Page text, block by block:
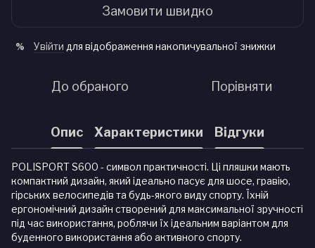
Замовити швидко
% Увійти для відображення накопичувальної знижки
До обраного Порівняти
Опис Характеристики Відгуки
POLISPORT S600 - символ практичності. Ці пляшки мають
компактний дизайн, який ідеально пасує для шосе, гравію,
гірських велосипедів та будь-якого виду спорту. Їхній
ергономічний дизайн створений для максимальної зручності
під час використання, роблячи їх ідеальним варіантом для
буденного використання або активного спорту.